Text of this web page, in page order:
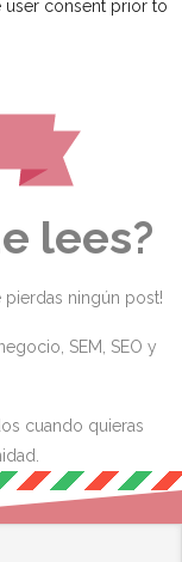
user consent prior to
lees?
ningún post!
SEM, SEO y
cuando quieras